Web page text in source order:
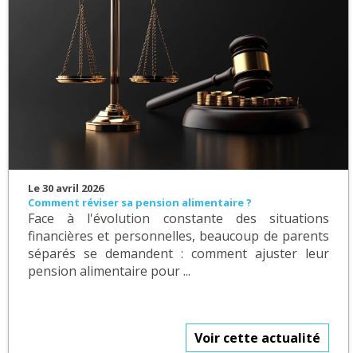
Le 30 avril 2026
Comment réviser sa pension alimentaire ?
Face à l'évolution constante des situations
financières et personnelles, beaucoup de parents
séparés se demandent : comment ajuster leur
pension alimentaire pour ...
Voir cette actualité